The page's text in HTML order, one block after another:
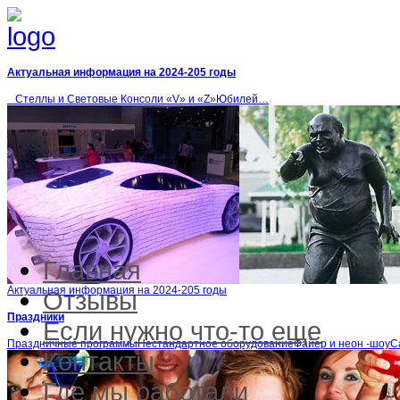
Актуальная информация на 2024-205 годы
Стеллы и Световые Консоли «V» и «Z»Юбилей…
Актуальная информация на 2024-205 годы
Праздники
Праздничные программыНестандартное оборудованиеФайер и неон -
Главная
Отзывы
Если нужно что-то еще
Контакты
Где мы работали